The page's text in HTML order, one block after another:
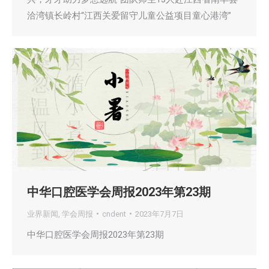
洽湾镇长岭村“江西关爱留守儿童公益项目童心港湾”
中华口腔医学会周报2023年第23期
业界新闻 学会周报 cndent 2023年7月7日
中华口腔医学会周报2023年第23期